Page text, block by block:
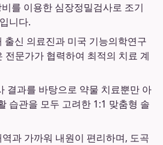
를 이용한 심장정밀검사로 조기
니다.
출신 의료진과 미국 기능의학연구
전문가가 협력하여 최적의 치료 계
결과를 바탕으로 약물 치료뿐만 아
습관을 모두 고려한 1:1 맞춤형 솔
역과 가까워 내원이 편리하며, 도곡